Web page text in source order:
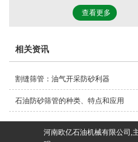
查看更多
相关资讯
割缝筛管：油气开采防砂利器
石油防砂筛管的种类、特点和应用
河南欧亿石油机械有限公司,